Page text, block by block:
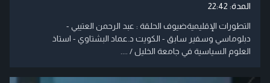
المدة: 22:42
التطورات الإقليميةضيوف الحلقة : عبد الرحمن العتيبي -
دبلوماسي وسفير سابق - الكويت د.عماد البشتاوي - استاذ
العلوم السياسية في جامعة الخليل / ....